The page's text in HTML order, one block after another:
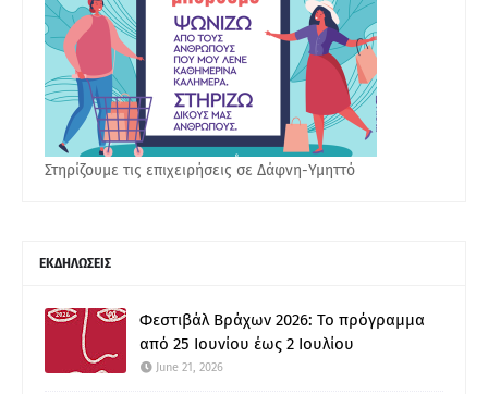
Στηρίζουμε τις επιχειρήσεις σε Δάφνη-Υμηττό
ΕΚΔΗΛΩΣΕΙΣ
Φεστιβάλ Βράχων 2026: Το πρόγραμμα
από 25 Ιουνίου έως 2 Ιουλίου
June 21, 2026